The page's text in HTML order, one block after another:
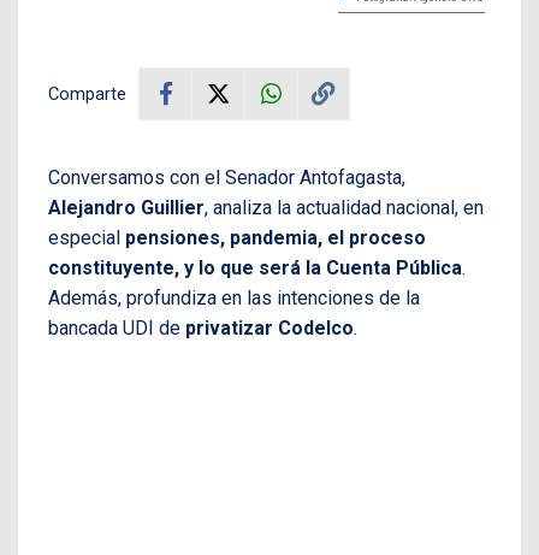
Comparte
Conversamos con el Senador Antofagasta,
Alejandro Guillier, analiza la actualidad nacional, en
especial pensiones, pandemia, el proceso
constituyente, y lo que será la Cuenta Pública.
Además, profundiza en las intenciones de la
bancada UDI de privatizar Codelco.